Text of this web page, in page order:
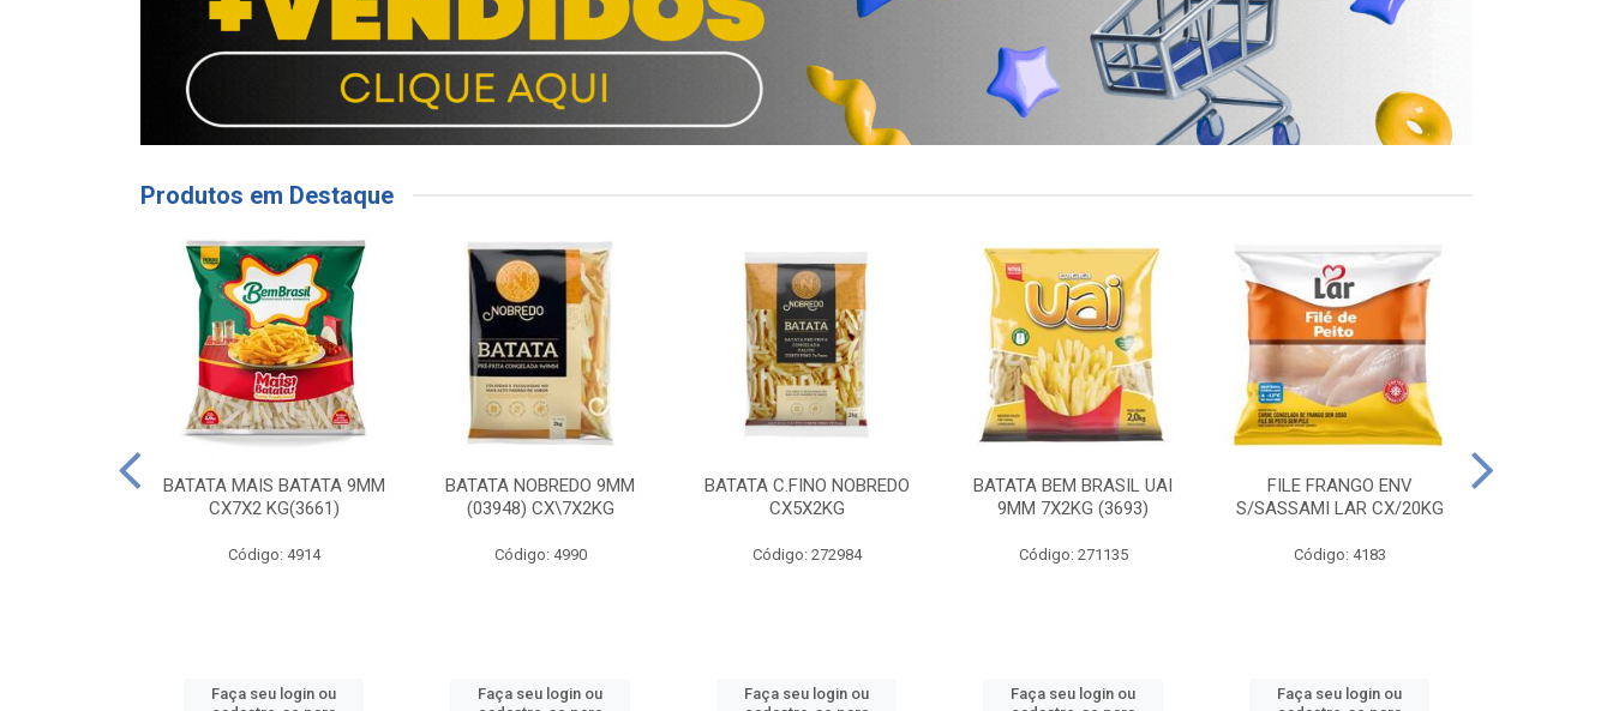
Produtos em Destaque
BATATA MAIS BATATA 9MM
CX7X2 KG(3661)
Código: 4914
Faça seu login ou
BATATA NOBREDO 9MM
(03948) CX\7X2KG
Código: 4990
Faça seu login ou
BATATA C.FINO NOBREDO
CX5X2KG
Código: 272984
Faça seu login ou
BATATA BEM BRASIL UAI
9MM 7X2KG (3693)
Código: 271135
Faça seu login ou
FILE FRANGO ENV
S/SASSAMI LAR CX/20KG
Código: 4183
Faça seu login ou